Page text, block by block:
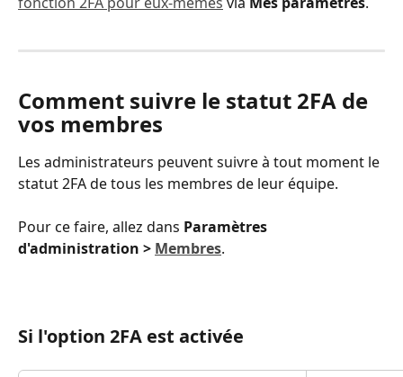
Comment suivre le statut 2FA de
vos membres
Les administrateurs peuvent suivre à tout moment le
statut 2FA de tous les membres de leur équipe.
Pour ce faire, allez dans Paramètres
d'administration > Membres.
Si l'option 2FA est activée